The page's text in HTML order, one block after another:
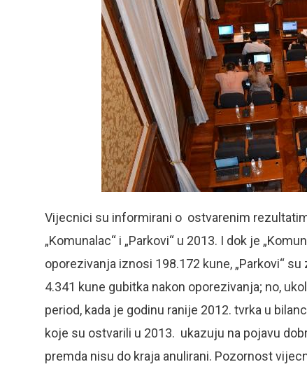
Vijecnici su informirani o ostvarenim
„Komunalac“ i „Parkovi“ u 2013. I dok je
oporezivanja iznosi 198.172 kune, „Parkovi“
4.341 kune gubitka nakon oporezivanja; no,
period, kada je godinu ranije 2012. tvrka u
koje su ostvarili u 2013. ukazuju na pojavu
premda nisu do kraja anulirani. Pozornost